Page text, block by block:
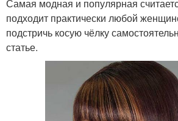
Самая модная и популярная
подходит практически любой
подстричь косую чёлку
статье.